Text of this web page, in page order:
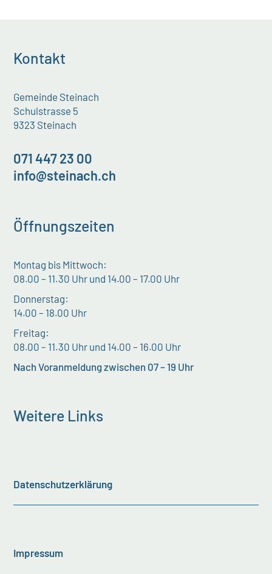
Kontakt
Gemeinde Steinach
Schulstrasse 5
9323 Steinach
071 447 23 00
info@steinach.ch
Öffnungszeiten
Montag bis Mittwoch:
08.00 – 11.30 Uhr und 14.00 – 17.00 Uhr
Donnerstag:
14.00 – 18.00 Uhr
Freitag:
08.00 – 11.30 Uhr und 14.00 – 16.00 Uhr
Nach Voranmeldung zwischen 07 – 19 Uhr
Weitere Links
Datenschutzerklärung
Impressum